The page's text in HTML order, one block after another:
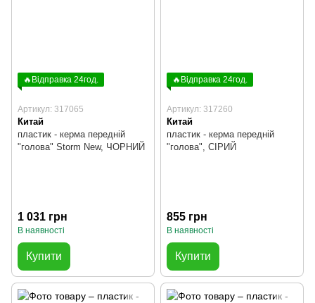
🔥Відправка 24год.
Артикул: 317065
Китай
пластик - керма передній
"голова" Storm New, ЧОРНИЙ
1 031 грн
В наявності
Купити
🔥Відправка 24год.
Артикул: 317260
Китай
пластик - керма передній
"голова", СІРИЙ
855 грн
В наявності
Купити